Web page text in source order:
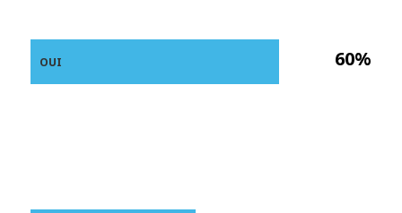
60%
OUI